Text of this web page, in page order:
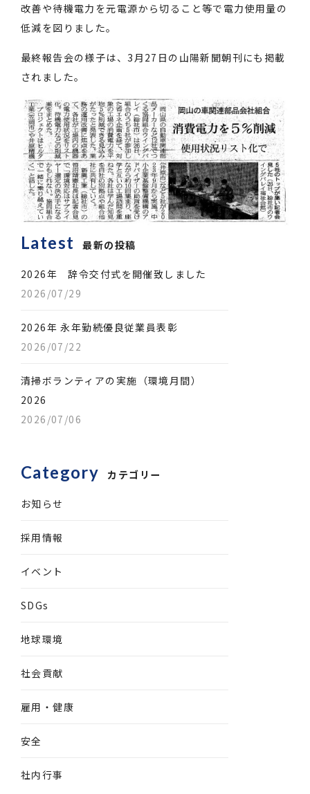
改善や待機電力を元電源から切ること等で電力使用量の
低減を図りました。
最終報告会の様子は、3月27日の山陽新聞朝刊にも掲載
されました。
Latest 最新の投稿
2026年 辞令交付式を開催致しました
2026/07/29
2026年 永年勤続優良従業員表彰
2026/07/22
清掃ボランティアの実施（環境月間）
2026
2026/07/06
Category カテゴリー
お知らせ
採用情報
イベント
SDGs
地球環境
社会貢献
雇用・健康
安全
社内行事